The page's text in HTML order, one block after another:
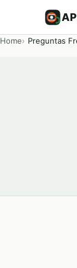
Home Preguntas